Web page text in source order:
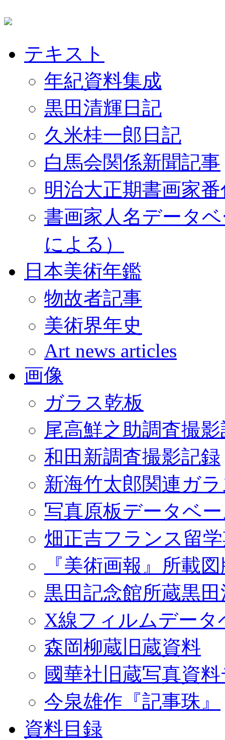
テキスト
年紀資料集成
黒田清輝日記
久米桂一郎日記
白馬会関係新聞記事
明治大正期書画家
書画家人名データ
による）
日本美術年鑑
物故者記事
美術界年史
Art news articles
画像
ガラス乾板
尾高鮮之助調査撮
和田新調査撮影記録
新海竹太郎関連ガ
写真原板データベ
畑正吉フランス留
『美術画報』所載
黒田記念館所蔵黒
X線フィルムデータ
森岡柳蔵旧蔵資料
國華社旧蔵写真資
今泉雄作『記事珠』
資料目録